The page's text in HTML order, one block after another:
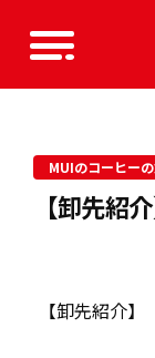
MUIのコーヒー
【卸先紹
【卸先紹介】